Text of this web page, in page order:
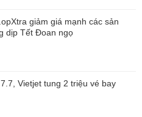
giảm giá mạnh các sản
dịp Tết Đoan ngọ
Vietjet tung 2 triệu vé bay